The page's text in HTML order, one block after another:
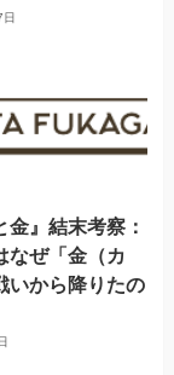
金』結末考察：
なぜ「金（カ
いから降りたの